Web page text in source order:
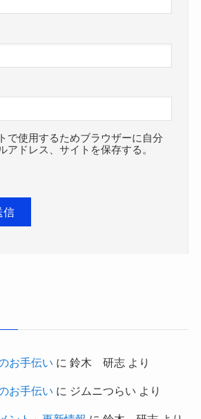
で使用するためブラウザーに自分
アドレス、サイトを保存する。
お手伝い に 鈴木 研志より
お手伝い に ジムニつらい より